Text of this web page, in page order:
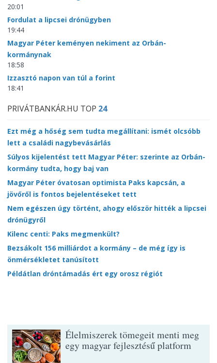
20:01
Fordulat a lipcsei drónügyben
19:44
Magyar Péter keményen nekiment az Orbán-
kormánynak
18:58
Izzasztó napon van túl a forint
18:41
PRIVÁTBANKÁR.HU TOP 24
Ezt még a hőség sem tudta megállítani: ismét olcsóbb
lett a családi nagybevásárlás
Súlyos kijelentést tett Magyar Péter: szerinte az Orbán-
kormány tudta, hogy baj van
Magyar Péter óvatosan optimista Paks kapcsán, a
jövőről is fontos bejelentéseket tett
Nem egészen úgy történt, ahogy először hitték a lipcsei
drónügyről
Kilenc centi: Paks megmenkült?
Bezsákolt 156 milliárdot a kormány – de még így is
önmérsékletet tanúsított
Példátlan dróntámadás ért egy orosz régiót
Élelmiszerek tömegeit menti meg
egy magyar fejlesztésű platform